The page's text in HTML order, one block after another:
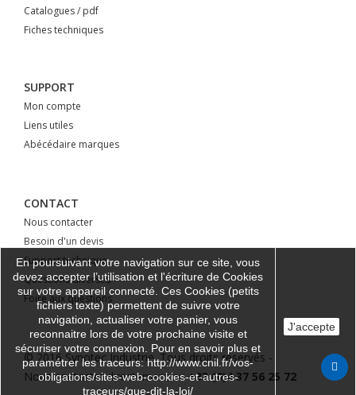
Catalogues / pdf
Fiches techniques
SUPPORT
Mon compte
Liens utiles
Abécédaire marques
CONTACT
Nous contacter
Besoin d'un devis
Support technique
Questions diverses
Foire aux questions
© 2016 Synotec Industrie. Tous droits réservés -
Nous contacter directement au+33 (0)4 37 56 25 72
En poursuivant votre navigation sur ce site, vous
devez accepter l’utilisation et l'écriture de Cookies
sur votre appareil connecté. Ces Cookies (petits
fichiers texte) permettent de suivre votre
navigation, actualiser votre panier, vous
reconnaitre lors de votre prochaine visite et
sécuriser votre connexion. Pour en savoir plus et
paramétrer les traceurs: http://www.cnil.fr/vos-
obligations/sites-web-cookies-et-autres-
traceurs/que-dit-la-loi/
J'accepte